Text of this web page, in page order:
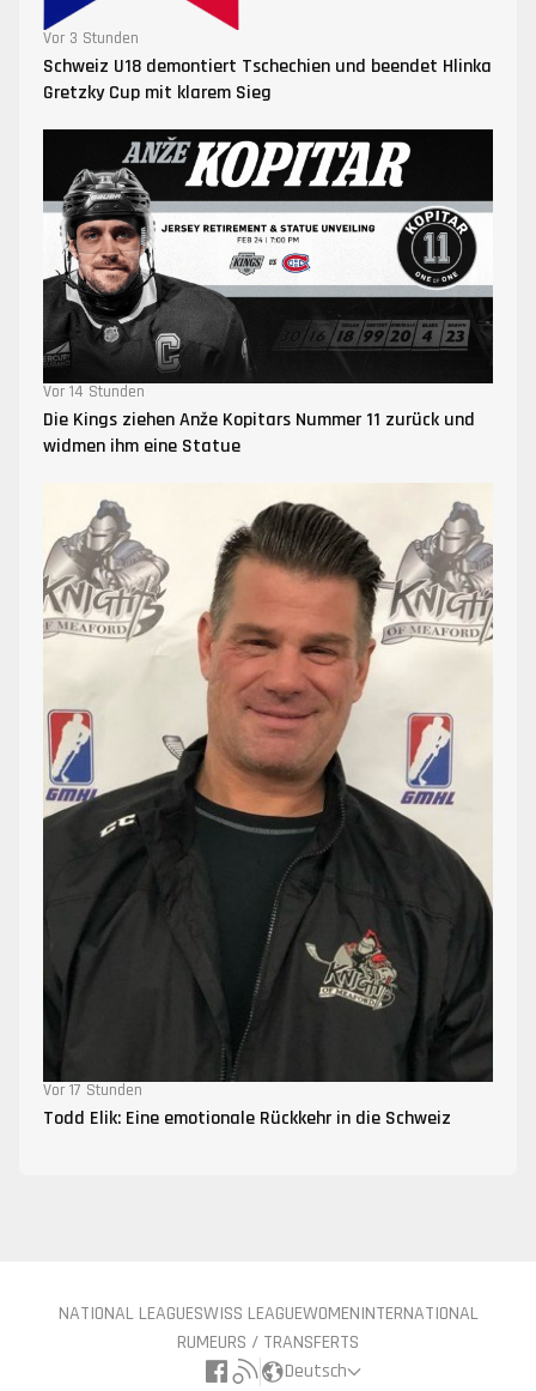
Vor 3 Stunden
Schweiz U18 demontiert Tschechien und beendet Hlinka
Gretzky Cup mit klarem Sieg
Vor 14 Stunden
Die Kings ziehen Anže Kopitars Nummer 11 zurück und
widmen ihm eine Statue
Vor 17 Stunden
Todd Elik: Eine emotionale Rückkehr in die Schweiz
NATIONAL LEAGUESWISS LEAGUEWOMENINTERNATIONAL
RUMEURS / TRANSFERTS
Deutsch